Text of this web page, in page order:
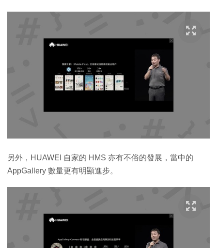
另外，HUAWEI 自家的 HMS 亦有不俗的發展，當中的
AppGallery 數量更有明顯進步。